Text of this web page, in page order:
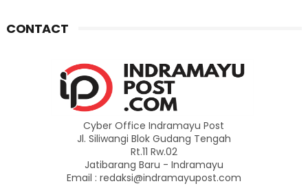
CONTACT
Cyber Office Indramayu Post
Jl. Siliwangi Blok Gudang Tengah
Rt.11 Rw.02
Jatibarang Baru - Indramayu
Email : redaksi@indramayupost.com